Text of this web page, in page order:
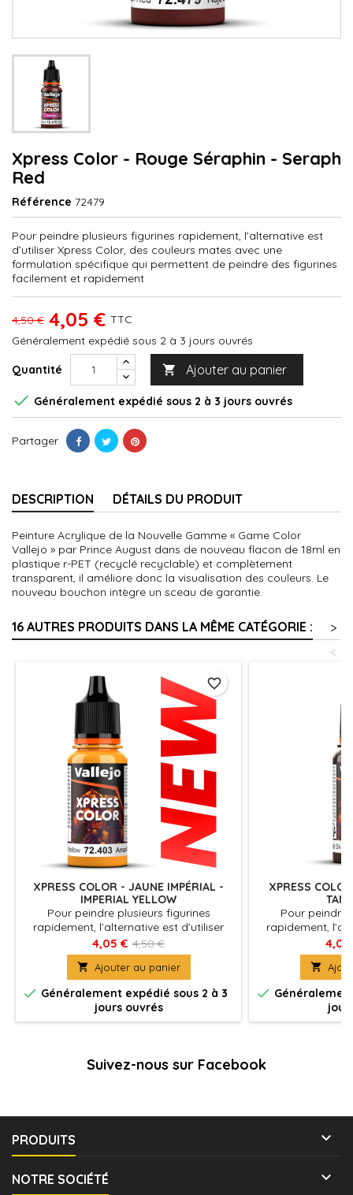
Xpress Color - Rouge Séraphin - Seraph
Red
Référence 72479
Pour peindre plusieurs figurines rapidement, l’alternative est
d’utiliser Xpress Color, des couleurs mates avec une
formulation spécifique qui permettent de peindre des figurines
facilement et rapidement
4,50 € 4,05 € TTC
Généralement expédié sous 2 à 3 jours ouvrés
Quantité  Ajouter au panier
 Généralement expédié sous 2 à 3 jours ouvrés
Partager
DESCRIPTION DÉTAILS DU PRODUIT
Peinture Acrylique de la Nouvelle Gamme « Game Color
Vallejo » par Prince August dans de nouveau flacon de 18ml en
plastique r-PET (recyclé recyclable) et complètement
transparent, il améliore donc la visualisation des couleurs. Le
nouveau bouchon intègre un sceau de garantie.
16 AUTRES PRODUITS DANS LA MÊME CATÉGORIE :
>
<
XPRESS COLOR - JAUNE IMPÉRIAL -
IMPERIAL YELLOW
Pour peindre plusieurs figurines
rapidement, l’alternative est d’utiliser
Xpress Color, des couleurs mates avec
une formulation spécifique qui
permettent de peindre des figurines
facilement et rapidement
4,05 € 4,50 €
 Ajouter au panier
 Généralement expédié sous 2 à 3
jours ouvrés
favorite_border
XPRESS
Pour peindre
rapidement,
Xpress Color,
une
permettent de
4,05


Suivez-nous sur Facebook
PRODUITS 
NOTRE SOCIÉTÉ 